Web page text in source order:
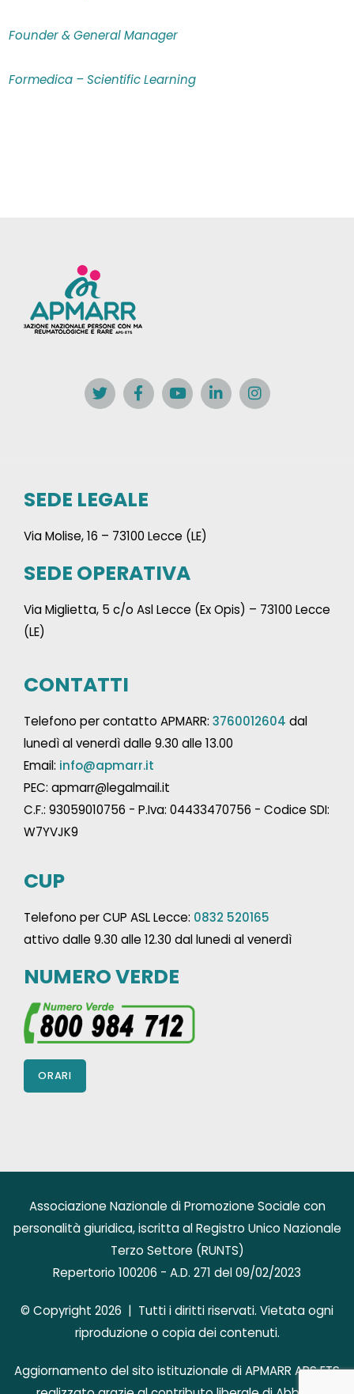
Founder & General Manager
Formedica – Scientific Learning
SEDE LEGALE
Via Molise, 16 – 73100 Lecce (LE)
SEDE OPERATIVA
Via Miglietta, 5 c/o Asl Lecce (Ex Opis) – 73100 Lecce
(LE)
CONTATTI
Telefono per contatto APMARR: 3760012604 dal
lunedì al venerdì dalle 9.30 alle 13.00
Email: info@apmarr.it
PEC: apmarr@legalmail.it
C.F.: 93059010756 - P.Iva: 04433470756 - Codice SDI:
W7YVJK9
CUP
Telefono per CUP ASL Lecce: 0832 520165
attivo dalle 9.30 alle 12.30 dal lunedi al venerdì
NUMERO VERDE
ORARI
Associazione Nazionale di Promozione Sociale con
personalità giuridica, iscritta al Registro Unico Nazionale
Terzo Settore (RUNTS)
Repertorio 100206 - A.D. 271 del 09/02/2023
© Copyright 2026 | Tutti i diritti riservati. Vietata ogni
riproduzione o copia dei contenuti.
Aggiornamento del sito istituzionale di APMARR APS ETS